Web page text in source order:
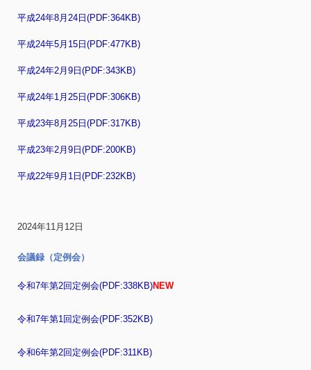
平成24年8月24日(PDF:364KB)
平成24年5月15日(PDF:477KB)
平成24年2月9日(PDF:343KB)
平成24年1月25日(PDF:306KB)
平成23年8月25日(PDF:317KB)
平成23年2月9日(PDF:200KB)
平成22年9月1日(PDF:232KB)
2024年11月12日
会議録（定例会）
令和7年第2回定例会(PDF:338KB)NEW
令和7年第1回定例会(PDF:352KB)
令和6年第2回定例会(PDF:311KB)